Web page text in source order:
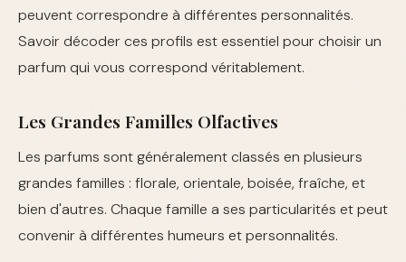
peuvent correspondre à différentes personnalités.
Savoir décoder ces profils est essentiel pour choisir un
parfum qui vous correspond véritablement.
Les Grandes Familles Olfactives
Les parfums sont généralement classés en plusieurs
grandes familles : florale, orientale, boisée, fraîche, et
bien d'autres. Chaque famille a ses particularités et peut
convenir à différentes humeurs et personnalités.